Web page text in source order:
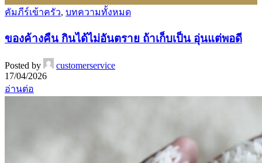
คัมภีร์เข้าครัว, บทความทั้งหมด
ของค้างคืน กินได้ไม่อันตราย ถ้าเก็บเป็น อุ่นแต่พอดี
Posted by
customerservice
17/04/2026
อ่านต่อ